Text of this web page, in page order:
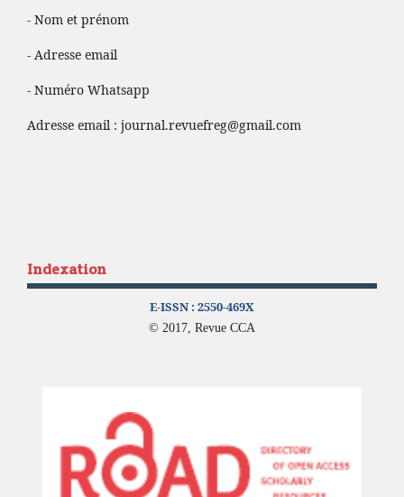
- Nom et prénom
- Adresse email
- Numéro Whatsapp
Adresse email : journal.revuefreg@gmail.com
Indexation
E-ISSN : 2550-469X
© 2017, Revue CCA